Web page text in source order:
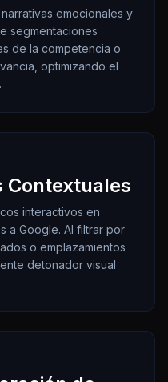
emocionales y
segmentaciones
de la competencia o
optimizando el
Contextuales
interactivos en
a Google. Al filtrar por
o emplazamientos
detonador visual